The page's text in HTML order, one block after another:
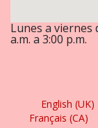
Lunes a viernes
a.m. a 3:00 p.m.
English (UK)
Français (CA)